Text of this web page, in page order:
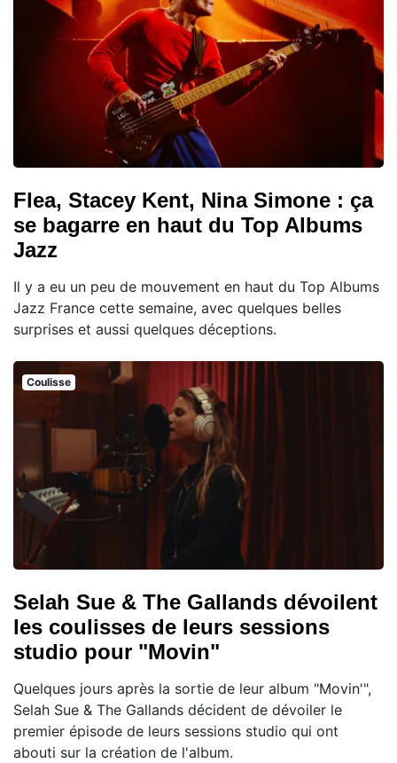
Flea, Stacey Kent, Nina Simone : ça
se bagarre en haut du Top Albums
Jazz
Il y a eu un peu de mouvement en haut du Top Albums
Jazz France cette semaine, avec quelques belles
surprises et aussi quelques déceptions.
Coulisse
Selah Sue & The Gallands dévoilent
les coulisses de leurs sessions
studio pour "Movin"
Quelques jours après la sortie de leur album "Movin'",
Selah Sue & The Gallands décident de dévoiler le
premier épisode de leurs sessions studio qui ont
abouti sur la création de l'album.